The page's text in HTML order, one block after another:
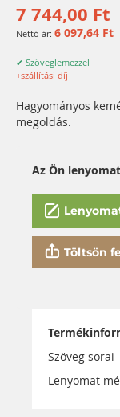
képgaléria
elejére
7 744,00 Ft
6 097,64 Ft
✔ Szöveglemezzel
+szállítási díj
Hagyományos
megoldás.
Az Ön
Töltsön
Szöveg sorai
Lenyomat